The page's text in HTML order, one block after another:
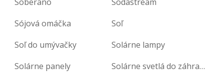
Soberano
Sodastream
Sójová omáčka
Soľ
Soľ do umývačky
Solárne lampy
Solárne panely
Solárne svetlá do záhrady